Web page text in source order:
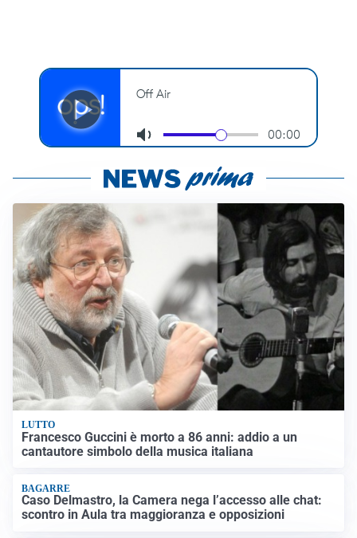
LUTTO
Francesco Guccini è morto a 86 anni: addio a un
cantautore simbolo della musica italiana
BAGARRE
Caso Delmastro, la Camera nega l’accesso alle chat:
scontro in Aula tra maggioranza e opposizioni